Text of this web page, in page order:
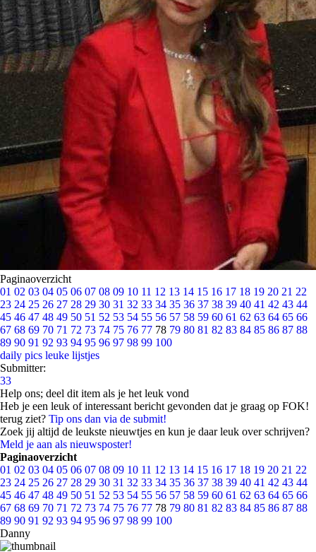
Paginaoverzicht
01 02 03 04 05 06 07 08 09 10 11 12 13 14 15 16 17 18 19 20 21 22
23 24 25 26 27 28 29 30 31 32 33 34 35 36 37 38 39 40 41 42 43 44
45 46 47 48 49 50 51 52 53 54 55 56 57 58 59 60 61 62 63 64 65 66
67 68 69 70 71 72 73 74 75 76 77 78 79 80 81 82 83 84 85 86 87 88
89 90 91 92 93 94 95 96 97 98 99 100
daily pics leuke lijstjes
Submitter:
33
Help ons; deel dit item als je het leuk vond
Heb je een leuk of interessant bericht gevonden dat je graag op FOK!
terug ziet? Tip ons dan via de submit!
Zoek jij altijd de leukste nieuwtjes en kun je daar leuk over schrijven?
Meld je aan als nieuwsposter!
Paginaoverzicht
01 02 03 04 05 06 07 08 09 10 11 12 13 14 15 16 17 18 19 20 21 22
23 24 25 26 27 28 29 30 31 32 33 34 35 36 37 38 39 40 41 42 43 44
45 46 47 48 49 50 51 52 53 54 55 56 57 58 59 60 61 62 63 64 65 66
67 68 69 70 71 72 73 74 75 76 77 78 79 80 81 82 83 84 85 86 87 88
89 90 91 92 93 94 95 96 97 98 99 100
Danny